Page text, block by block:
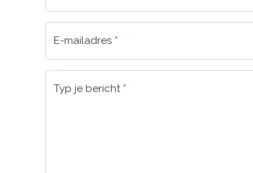
E-mailadres *
Typ je bericht *